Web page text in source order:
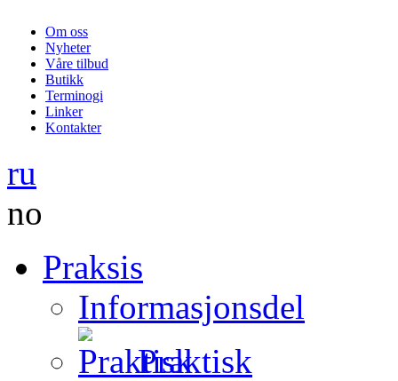
Om oss
Nyheter
Våre tilbud
Butikk
Terminogi
Linker
Kontakter
ru
no
Praksis
Informasjonsdel
Praktisk